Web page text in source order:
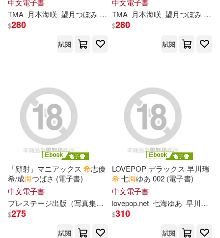
岡本倫(34) 萬達兒童文化(34)
蔡金吉(33) 吉岡公威(32)
海洋委員會海洋保育署(32)
邱永芳(32)
（瑞士）約翰娜·斯比麗(31)
編輯部(30)
人民出版社(192) 遠流(191)
文物出版社(185)
同濟大學出版社(177)
中國農業出版社(175)
北京大學出版社(174)
世界圖書出版公司北京公司(167)
中華書局(165)
書)
中文電子書
TMA 月本海咲 望月つぼみ 紬 希ゆら
$280
試閱
書)
中文電子書
TMA 月本海咲 望月つぼみ 紬
$280
試閱
「顔射」マニアックス 希志優
希/成海つばさ (電子書)
中文電子書
プレステージ出版（写真集）
希志優希 成海つばさ
$275
試閱
LOVEPOP デラックス 早川瑞
希七海ゆあ 002 (電子書)
中文電子書
lovepop.net 七海ゆあ 早川瑞
$310
試閱